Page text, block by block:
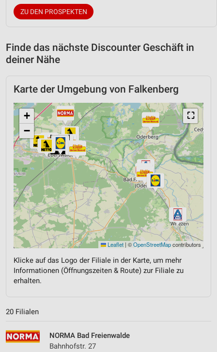
ZU DEN PROSPEKTEN
Finde das nächste Discounter Geschäft in
deiner Nähe
Karte der Umgebung von Falkenberg
⛶
+
−
Leaflet | ©OpenStreetMapcontributors
Klicke auf das Logo der Filiale in der Karte, um mehr
Informationen (Öffnungszeiten & Route) zur Filiale zu
erhalten.
20 Filialen
NORMA Bad Freienwalde
Bahnhofstr. 27